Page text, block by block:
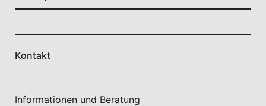
Kontakt
Informationen und Beratung